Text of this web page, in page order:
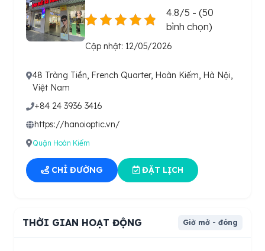
4.8/5 - (50
bình chọn)
Cập nhật: 12/05/2026
48 Tràng Tiền, French Quarter, Hoàn Kiếm, Hà Nội,
Việt Nam
+84 24 3936 3416
https://hanoioptic.vn/
Quận Hoàn Kiếm
CHỈ ĐƯỜNG ĐẶT LỊCH
THỜI GIAN HOẠT ĐỘNG Giờ mở - đóng